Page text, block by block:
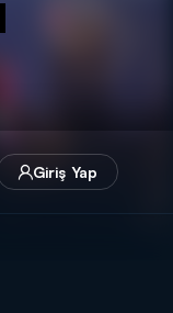
Giriş Yap